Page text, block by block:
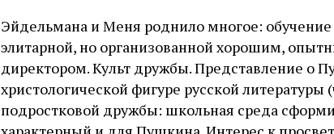
Эйдельмана и Меня роднило многое:
элитарной, но организованной хорошим,
директором. Культ дружбы. Представление о
христологической фигуре русской
подростковой дружбы: школьная среда